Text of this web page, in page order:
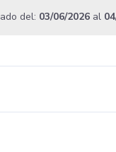
del: 03/06/2026al